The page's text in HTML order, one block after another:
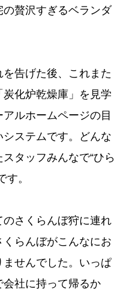
贅沢すぎるベランダ
を告げた後、これまた
化炉乾燥庫」を見学
ルホームページの目
ステムです。どんな
タッフみんなで“ひら
す。
さくらんぼ狩に連れ
らんぼがこんなにお
せんでした。いっぱ
社に持って帰るか